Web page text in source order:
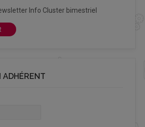
Info Cluster bimestriel